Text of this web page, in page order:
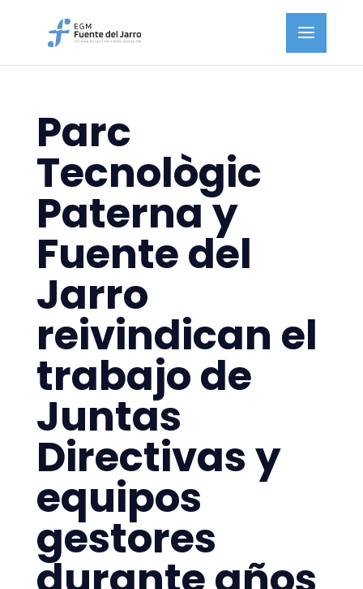
Parc
Tecnològic
Paterna y
Fuente del
Jarro
reivindican el
trabajo de
Juntas
Directivas y
equipos
gestores